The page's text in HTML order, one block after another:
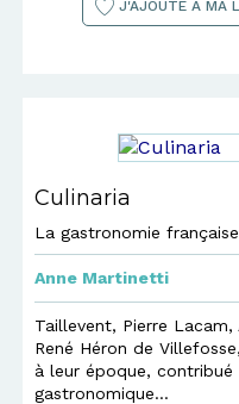
J'AJOUTE À MA
Culinaria
La gastronomie
Anne Martinetti
Taillevent, Pierre
René Héron de
à leur époque,
gastronomique...